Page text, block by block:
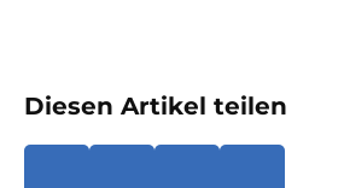
Diesen Artikel teilen